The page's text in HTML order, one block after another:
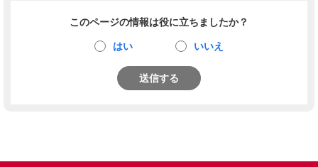
このページの情報は役に立ちましたか？
はい いいえ
送信する